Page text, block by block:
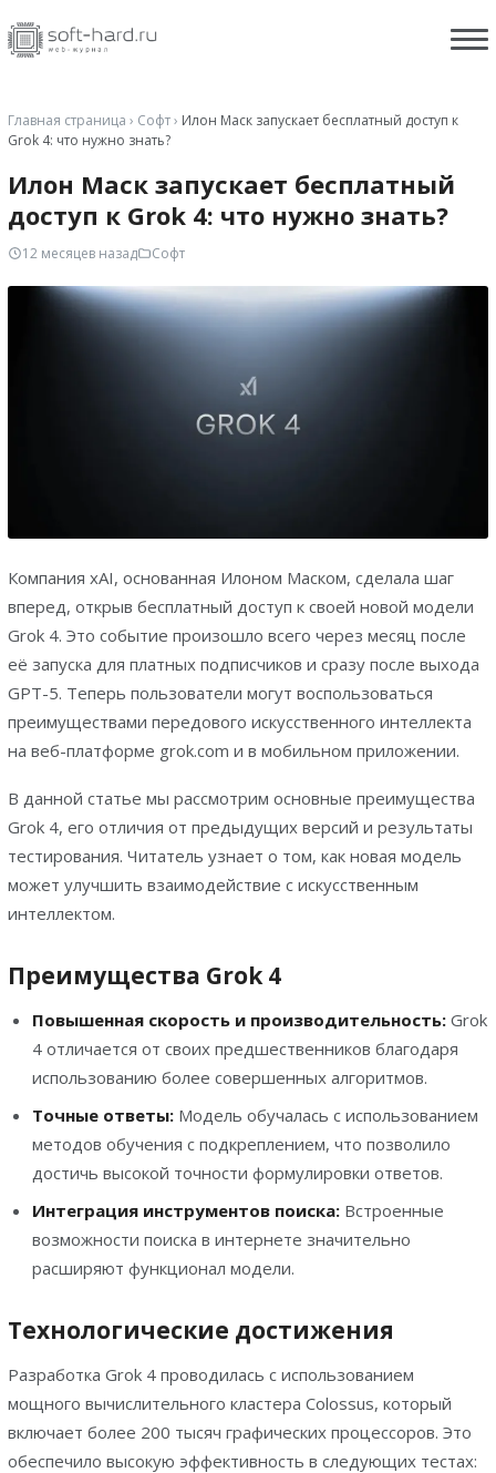
Главная страница › Софт› Илон Маск запускает бесплатный доступ к
Grok 4: что нужно знать?
Илон Маск запускает бесплатный
доступ к Grok 4: что нужно знать?
12 месяцев назад Софт
Компания xAI, основанная Илоном Маском, сделала шаг
вперед, открыв бесплатный доступ к своей новой модели
Grok 4. Это событие произошло всего через месяц после
её запуска для платных подписчиков и сразу после выхода
GPT-5. Теперь пользователи могут воспользоваться
преимуществами передового искусственного интеллекта
на веб-платформе grok.com и в мобильном приложении.
В данной статье мы рассмотрим основные преимущества
Grok 4, его отличия от предыдущих версий и результаты
тестирования. Читатель узнает о том, как новая модель
может улучшить взаимодействие с искусственным
интеллектом.
Преимущества Grok 4
Повышенная скорость и производительность:Grok
4 отличается от своих предшественников благодаря
использованию более совершенных алгоритмов.
Точные ответы:Модель обучалась с использованием
методов обучения с подкреплением, что позволило
достичь высокой точности формулировки ответов.
Интеграция инструментов поиска:Встроенные
возможности поиска в интернете значительно
расширяют функционал модели.
Технологические достижения
Разработка Grok 4 проводилась с использованием
мощного вычислительного кластера Colossus, который
включает более 200 тысяч графических процессоров. Это
обеспечило высокую эффективность в следующих тестах: